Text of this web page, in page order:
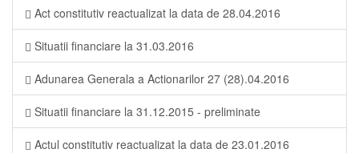
Act constitutiv reactualizat la data de 28.04.2016
Situatii financiare la 31.03.2016
Adunarea Generala a Actionarilor 27 (28).04.2016
Situatii financiare la 31.12.2015 - preliminate
Actul constitutiv reactualizat la data de 23.01.2016